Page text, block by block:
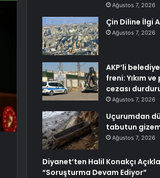
Ağustos 7, 2026
Çin Diline İlgi
Ağustos 7, 2026
AKP’li
freni: Yıkım
cezası
Ağustos 7, 2026
Uçurumdan
tabutun
Ağustos 7, 2026
Diyanet’ten Halil Konakçı
“Soruşturma Devam Ediyor”